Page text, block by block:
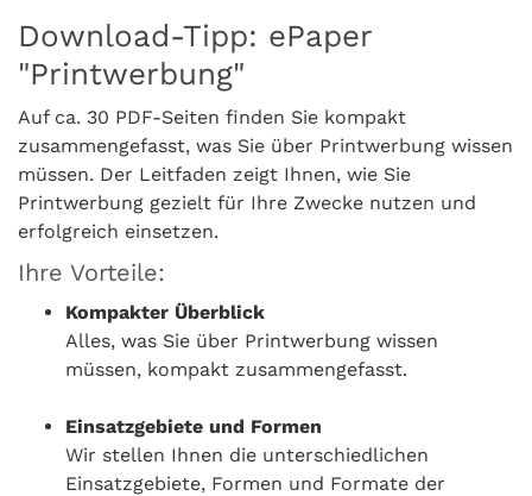
Download-Tipp: ePaper
"Printwerbung"
Auf ca. 30 PDF-Seiten finden Sie kompakt
zusammengefasst, was Sie über Printwerbung wissen
müssen. Der Leitfaden zeigt Ihnen, wie Sie
Printwerbung gezielt für Ihre Zwecke nutzen und
erfolgreich einsetzen.
Ihre Vorteile:
Kompakter Überblick
Alles, was Sie über Printwerbung wissen
müssen, kompakt zusammengefasst.
Einsatzgebiete und Formen
Wir stellen Ihnen die unterschiedlichen
Einsatzgebiete, Formen und Formate der